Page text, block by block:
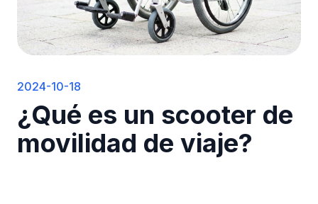
2024-10-18
¿Qué es un scooter de
movilidad de viaje?